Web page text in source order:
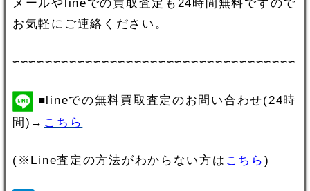
お気軽にご連絡ください。
∽∽∽∽∽∽∽∽∽∽∽∽∽∽∽∽∽∽∽∽∽∽∽∽∽∽∽∽∽∽∽∽∽∽∽
■lineでの無料買取査定のお問い合わせ(24時
間)→ こちら
(※Line査定の方法がわからない方は こちら )